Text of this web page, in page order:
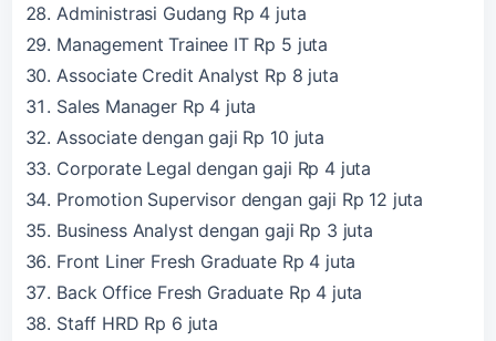
Administrasi Gudang Rp 4 juta
Management Trainee IT Rp 5 juta
Associate Credit Analyst Rp 8 juta
Sales Manager Rp 4 juta
Associate dengan gaji Rp 10 juta
Corporate Legal dengan gaji Rp 4 juta
Promotion Supervisor dengan gaji Rp 12 juta
Business Analyst dengan gaji Rp 3 juta
Front Liner Fresh Graduate Rp 4 juta
Back Office Fresh Graduate Rp 4 juta
Staff HRD Rp 6 juta